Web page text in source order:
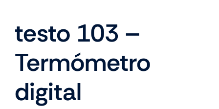
testo 103 –
Termómetro
digital